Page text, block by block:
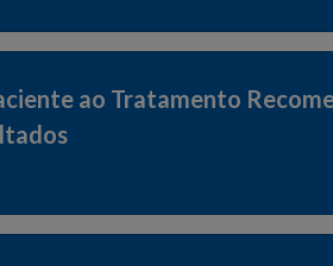
ao Tratamento